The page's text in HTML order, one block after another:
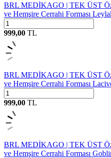
BRL MEDİKAGO | TEK ÜST
ve Hemşire Cerrahi Forması
999,00 TL
BRL MEDİKAGO | TEK ÜST
ve Hemşire Cerrahi Forması
999,00 TL
BRL MEDİKAGO | TEK ÜST
ve Hemşire Cerrahi Forması